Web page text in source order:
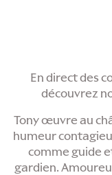
En direct des
découvrez
Tony œuvre au
humeur
comme guide
gardien.